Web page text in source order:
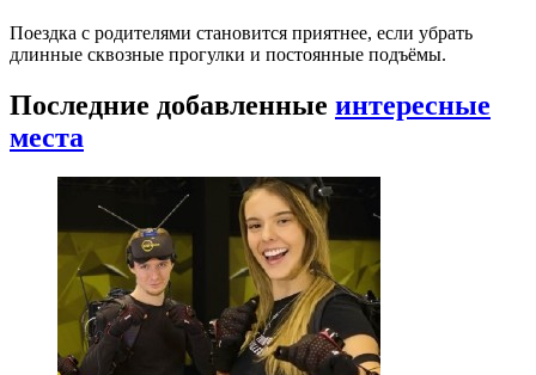
Поездка с родителями становится приятнее, если убрать
длинные сквозные прогулки и постоянные подъёмы.
Последние добавленные интересные
места